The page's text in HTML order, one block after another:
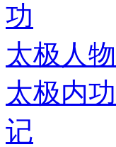
功
太极人物
太极内功
记